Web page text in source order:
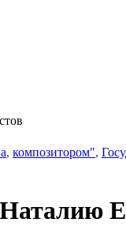
, композитором",